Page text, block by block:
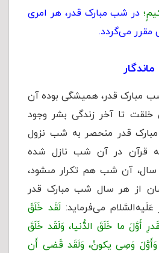
در شب مبارک قدر، هر امری
می‌گردد.
مبارک قدر، همیشگی بوده آن
خلقت تا آخر زندگی بشر وجود
قدر منحصر به شب نزول
قرآن در آن شب نازل شده
سال، آن شب هم تکرار مى‏شود،
از هر سال شب مبارک قدر
عَلَیه‌السَّلام می‌فرماید: لَقَد خَلَقَ
أَوَّلَ ما خَلَقَ الدُّنیا، وَلَقَد خَلَقَ
وَأَوَّلَ وَصِی یکونُ، وَلَقَد قَضى‏ أَن